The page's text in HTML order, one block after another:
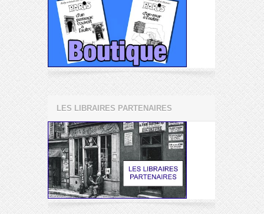
LES LIBRAIRES PARTENAIRES